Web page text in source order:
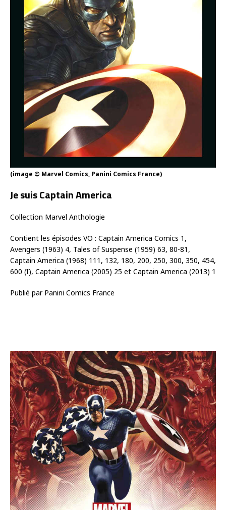
(image © Marvel Comics, Panini Comics France)
Je suis Captain America
Collection Marvel Anthologie
Contient les épisodes VO : Captain America Comics 1,
Avengers (1963) 4, Tales of Suspense (1959) 63, 80-81,
Captain America (1968) 111, 132, 180, 200, 250, 300, 350, 454,
600 (I), Captain America (2005) 25 et Captain America (2013) 1
Publié par Panini Comics France